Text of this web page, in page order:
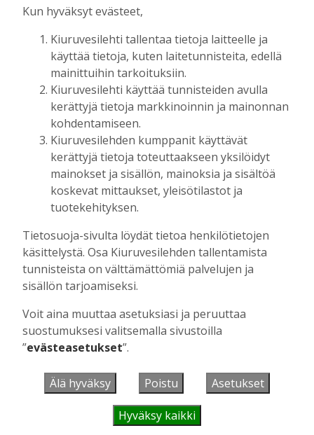
noin 5000 neliötä. Kaupunki osti Savirannan
rakentamattomat tontit ovat kaupungin
omistuksessa.
– Meillä on nyt heti valmius lähteä toteuttamaan
tien ja kunnallistekniikan suunnittelua ja
rakentamista, mikäli kysyntää on riittävästi. Meillä
on sellainen käsitys, että nämä tontit ovat juuri
sellaisia, mitä ihmiset haluavat,
maanmittausinsinööri Ville Kamaja lisää.
Savirannan tontit eivät ole järvenrantatontteja,
järven rantaan on suunnitteilla rantaraitti
kevyelle liikenteelle taajamasta
Hingunniementielle. Yhtenäinen rantaraitti
taajamasta Hingunniementielle on iso projekti,
joten sen suunnitteluun ja toteutukseen menee
varmasti aikaa.
Kun hyväksyt evästeet,
Kiuruvesilehti tallentaa tietoja laitteelle ja
käyttää tietoja, kuten laitetunnisteita, edellä
mainittuihin tarkoituksiin.
Kiuruvesilehti käyttää tunnisteiden avulla
kerättyjä tietoja markkinoinnin ja mainonnan
kohdentamiseen.
Kiuruvesilehden kumppanit käyttävät
kerättyjä tietoja toteuttaakseen yksilöidyt
mainokset ja sisällön, mainoksia ja sisältöä
koskevat mittaukset, yleisötilastot ja
tuotekehityksen.
Tietosuoja-sivulta löydät tietoa henkilötietojen
käsittelystä. Osa Kiuruvesilehden tallentamista
tunnisteista on välttämättömiä palvelujen ja
sisällön tarjoamiseksi.
Voit aina muuttaa asetuksiasi ja peruuttaa
suostumuksesi valitsemalla sivustoilla
”evästeasetukset”.
Älä hyväksy Poistu Asetukset
Hyväksy kaikki